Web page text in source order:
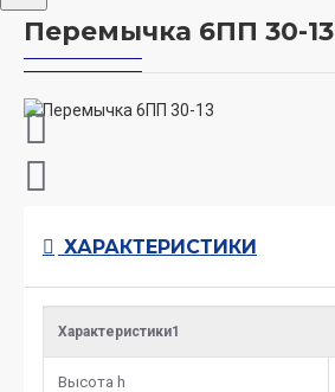
Перемычка 6ПП 30-13
ХАРАКТЕРИСТИКИ
Характеристики1
Высота h